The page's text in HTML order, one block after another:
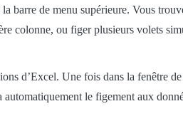
barre de menu supérieure. Vous
colonne, ou figer plusieurs volets
d’Excel. Une fois dans la fenêtre
le figement aux